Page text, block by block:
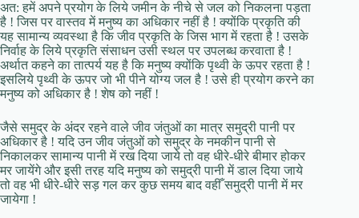
अत: हमें अपने प्रयोग के लिये जमीन के नीचे से जल को निकलना पड़ता
है ! जिस पर वास्तव में मनुष्य का अधिकार नहीं है ! क्योंकि प्रकृति की
यह सामान्य व्यवस्था है कि जीव प्रकृति के जिस भाग में रहता है ! उसके
निर्वाह के लिये प्रकृति संसाधन उसी स्थल पर उपलब्ध करवाता है !
अर्थात कहने का तात्पर्य यह है कि मनुष्य क्योंकि पृथ्वी के ऊपर रहता है !
इसलिये पृथ्वी के ऊपर जो भी पीने योग्य जल है ! उसे ही प्रयोग करने का
मनुष्य को अधिकार है ! शेष को नहीं !
जैसे समुद्र के अंदर रहने वाले जीव जंतुओं का मात्र समुद्री पानी पर
अधिकार है ! यदि उन जीव जंतुओं को समुद्र के नमकीन पानी से
निकालकर सामान्य पानी में रख दिया जाये तो वह धीरे-धीरे बीमार होकर
मर जायेंगे और इसी तरह यदि मनुष्य को समुद्री पानी में डाल दिया जाये
तो वह भी धीरे-धीरे सड़ गल कर कुछ समय बाद वहीँ समुद्री पानी में मर
जायेगा !